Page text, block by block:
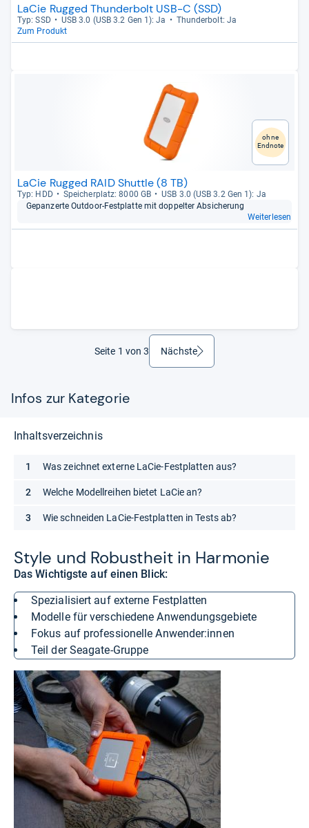
LaCie Rugged Thunderbolt USB-C (SSD)
Typ: SSD USB 3.0 (USB 3.2 Gen 1): Ja
Thun­der­bolt: Ja
Zum Produkt
ohne
Endnote
LaCie Rugged RAID Shuttle (8 TB)
Typ: HDD Spei­cher­platz: 8000 GB
USB 3.0 (USB 3.2 Gen 1): Ja
Gepan­zerte Out­door-​Fest­platte mit dop­pel­ter Absi­che­rung
Weiterlesen
Seite 1 von 3 Nächsteweiter
Infos zur Kategorie
Style und Robust­heit in Har­mo­nie
Das Wichtigste auf einen Blick:
spezialisiert auf externe Festplatten
Modelle für verschiedene Anwendungsgebiete
Fokus auf professionelle Anwender:innen
Teil der Seagate-Gruppe
Inhaltsverzeichnis
Was zeichnet externe LaCie-Festplatten aus?
Welche Modellreihen bietet LaCie an?
Wie schneiden LaCie-Festplatten in Tests ab?